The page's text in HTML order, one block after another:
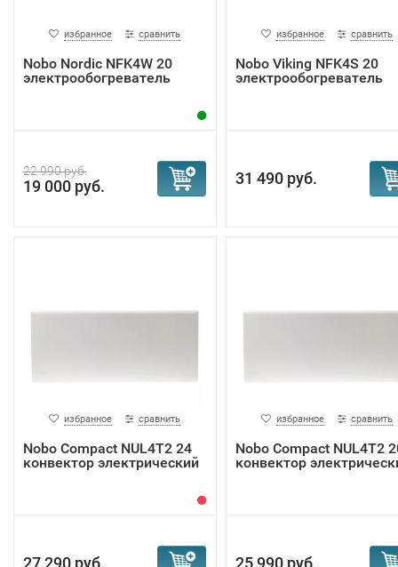
избранное сравнить
Nobo Nordic NFK4W 20
электрообогреватель
22 990 руб.
19 000 руб.
избранное сравнить
Nobo Viking NFK4S 20
электрообогреватель
31 490 руб.
избранное сравнить
Nobo Compact NUL4T2 24
конвектор электрический
27 290 руб.
избранное сравнить
Nobo Compact NUL4T2
конвектор
25 990 руб.